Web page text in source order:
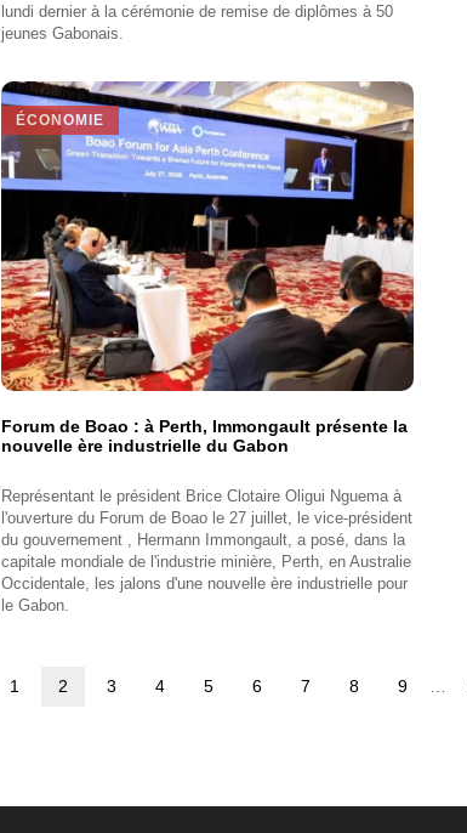
lundi dernier à la cérémonie de remise de diplômes à 50
jeunes Gabonais.
ÉCONOMIE
Forum de Boao : à Perth, Immongault présente la
nouvelle ère industrielle du Gabon
Représentant le président Brice Clotaire Oligui Nguema à
l'ouverture du Forum de Boao le 27 juillet, le vice-président
du gouvernement , Hermann Immongault, a posé, dans la
capitale mondiale de l'industrie minière, Perth, en Australie
Occidentale, les jalons d'une nouvelle ère industrielle pour
le Gabon.
Page
1
Page
2 Page
3 Page
4 Page
5 Page
6 Page
7 Page
8 Page
9